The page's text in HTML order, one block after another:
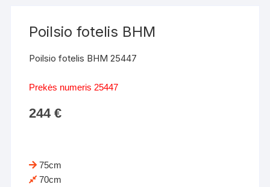
Poilsio fotelis BHM
Poilsio fotelis BHM 25447
Prekės numeris 25447
244€
75cm
70cm